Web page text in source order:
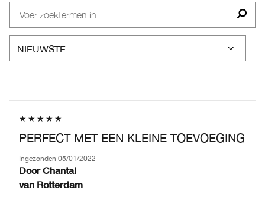
LEEFTIJD
PERFECT MET EEN KLEINE TOEVOEGING
Ingezonden 05/01/2022
Door Chantal
van Rotterdam